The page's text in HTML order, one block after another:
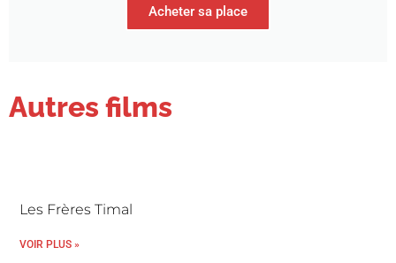
Acheter sa place
Autres films
Les Frères Timal
VOIR PLUS »